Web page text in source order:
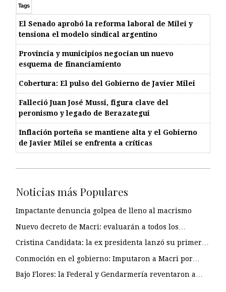
Tags
El Senado aprobó la reforma laboral de Milei y
tensiona el modelo sindical argentino
Provincia y municipios negocian un nuevo
esquema de financiamiento
Cobertura: El pulso del Gobierno de Javier Milei
Falleció Juan José Mussi, figura clave del
peronismo y legado de Berazategui
Inflación porteña se mantiene alta y el Gobierno
de Javier Milei se enfrenta a críticas
Noticias más Populares
Impactante denuncia golpea de lleno al macrismo
Nuevo decreto de Macri: evaluarán a todos los…
Cristina Candidata: la ex presidenta lanzó su primer…
Conmoción en el gobierno: Imputaron a Macri por…
Bajo Flores: la Federal y Gendarmería reventaron a…